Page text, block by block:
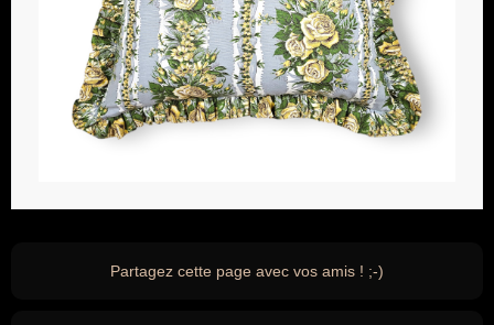
Partagez cette page avec vos amis ! ;-)